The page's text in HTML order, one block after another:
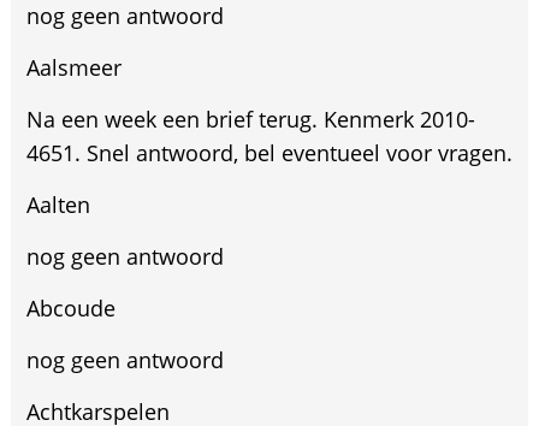
nog geen antwoord
Aalsmeer
Na een week een brief terug. Kenmerk 2010-
4651. Snel antwoord, bel eventueel voor vragen.
Aalten
nog geen antwoord
Abcoude
nog geen antwoord
Achtkarspelen